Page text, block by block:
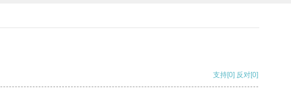
支持[0] 反对[0]